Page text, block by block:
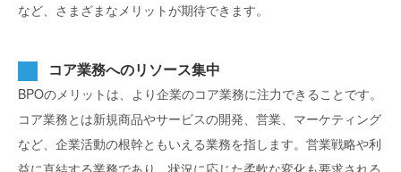
など、さまざまなメリットが期待できます。
コア業務へのリソース集中
BPOのメリットは、より企業のコア業務に注力できることです。
コア業務とは新規商品やサービスの開発、営業、マーケティング
など、企業活動の根幹ともいえる業務を指します。営業戦略や利